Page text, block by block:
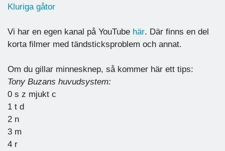
Kluriga gåtor
Vi har en egen kanal på YouTube här. Där finns en del
korta filmer med tändsticksproblem och annat.
Om du gillar minnesknep, så kommer här ett tips:
Tony Buzans huvudsystem:
0 s z mjukt c
1 t d
2 n
3 m
4 r